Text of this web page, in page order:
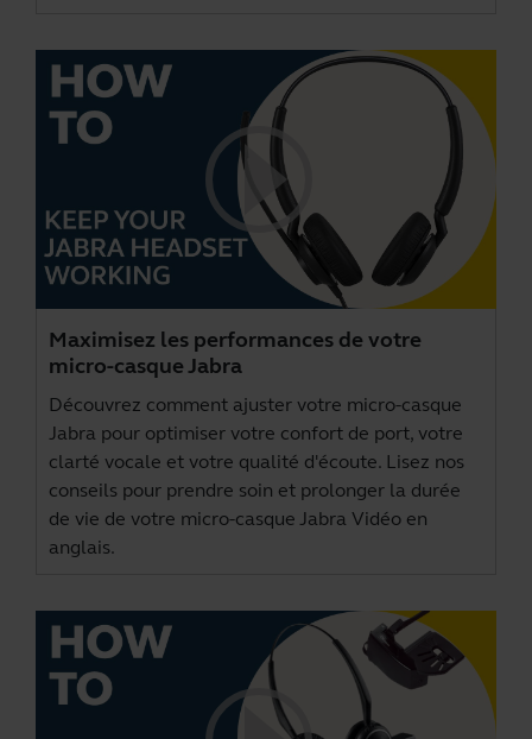
Maximisez les performances de votre
micro-casque Jabra
Découvrez comment ajuster votre micro-casque
Jabra pour optimiser votre confort de port, votre
clarté vocale et votre qualité d'écoute. Lisez nos
conseils pour prendre soin et prolonger la durée
de vie de votre micro-casque Jabra Vidéo en
anglais.